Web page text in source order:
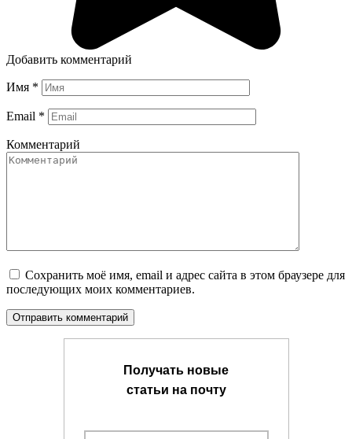
Добавить комментарий
Имя *
Email *
Комментарий
Сохранить моё имя, email и адрес сайта в этом браузере для
последующих моих комментариев.
Получать новые
статьи на почту